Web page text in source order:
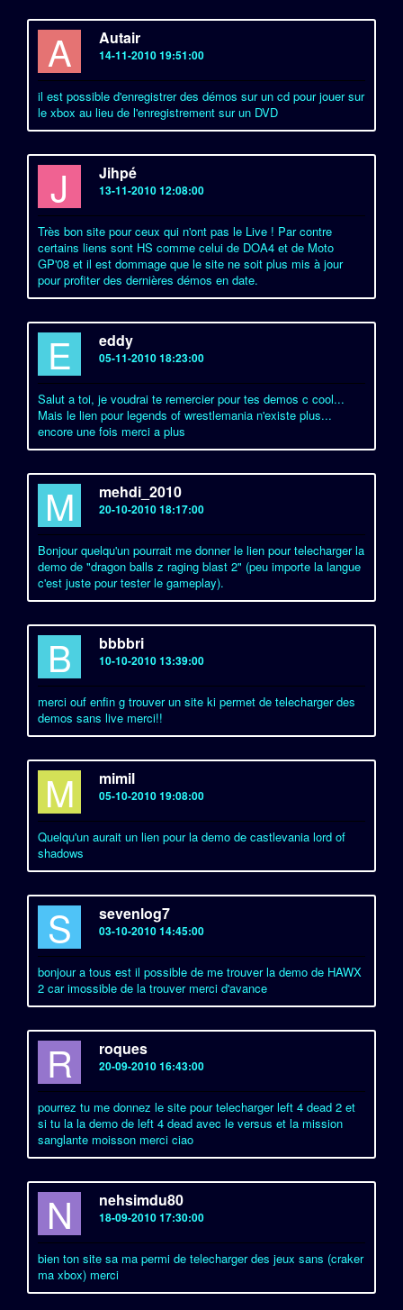
A Autair
14-11-2010 19:51:00
il est possible d'enregistrer des démos sur un cd pour jouer sur
le xbox au lieu de l'enregistrement sur un DVD
J Jihpé
13-11-2010 12:08:00
Très bon site pour ceux qui n'ont pas le Live ! Par contre
certains liens sont HS comme celui de DOA4 et de Moto
GP'08 et il est dommage que le site ne soit plus mis à jour
pour profiter des dernières démos en date.
E eddy
05-11-2010 18:23:00
Salut a toi, je voudrai te remercier pour tes demos c cool...
Mais le lien pour legends of wrestlemania n'existe plus...
encore une fois merci a plus
M mehdi_2010
20-10-2010 18:17:00
Bonjour quelqu'un pourrait me donner le lien pour telecharger la
demo de "dragon balls z raging blast 2" (peu importe la langue
c'est juste pour tester le gameplay).
B bbbbri
10-10-2010 13:39:00
merci ouf enfin g trouver un site ki permet de telecharger des
demos sans live merci!!
M mimil
05-10-2010 19:08:00
Quelqu'un aurait un lien pour la demo de castlevania lord of
shadows
S sevenlog7
03-10-2010 14:45:00
bonjour a tous est il possible de me trouver la demo de HAWX
2 car imossible de la trouver merci d'avance
R roques
20-09-2010 16:43:00
pourrez tu me donnez le site pour telecharger left 4 dead 2 et
si tu la la demo de left 4 dead avec le versus et la mission
sanglante moisson merci ciao
N nehsimdu80
18-09-2010 17:30:00
bien ton site sa ma permi de telecharger des jeux sans (craker
ma xbox) merci